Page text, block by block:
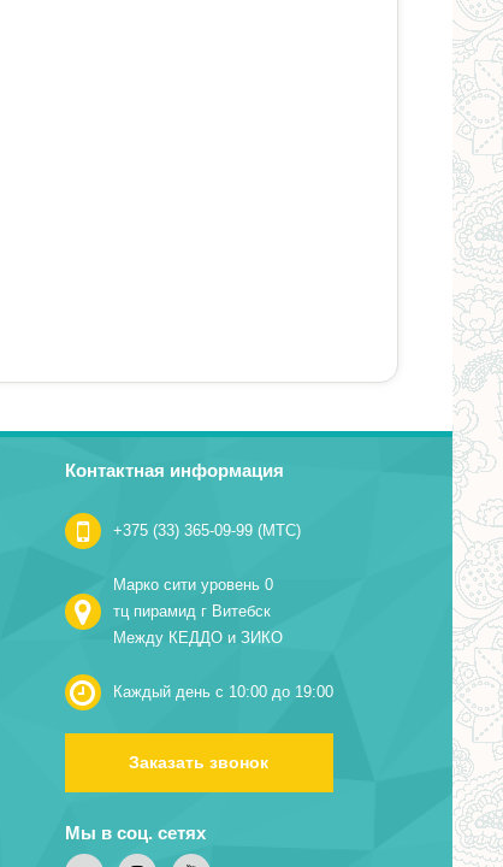
Контактная информация
+375 (33) 365-09-99 (МТС)
Марко сити уровень 0
тц пирамид г Витебск
Между КЕДДО и ЗИКО
Каждый день с 10:00 до 19:00
Заказать звонок
Мы в соц. сетях